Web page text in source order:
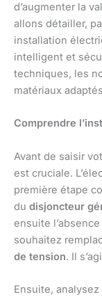
d’augmenter la
allons détailler,
installation
intelligent et
techniques, les
matériaux
Comprendre
Avant de saisir
est cruciale.
première étape
du disjoncteur
ensuite
souhaitez
de tension. Il
Ensuite,